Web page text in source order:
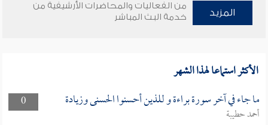
المزيد
من الفعاليات والمحاضرات الأرشيفية من
خدمة البث المباشر
الأكثر استماعا لهذا الشهر
0 ما جاء في آخر سورة براءة و للذين أحسنوا الحسنى وزيادة
أحمد حطيبة